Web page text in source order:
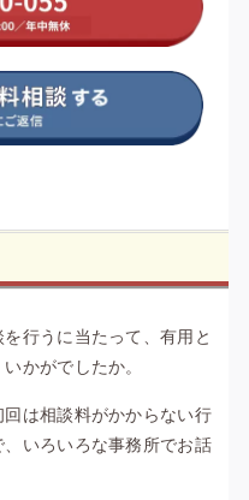
行うに当たって、有用と
かがでしたか。
は相談料がかからない行
いろいろな事務所でお話